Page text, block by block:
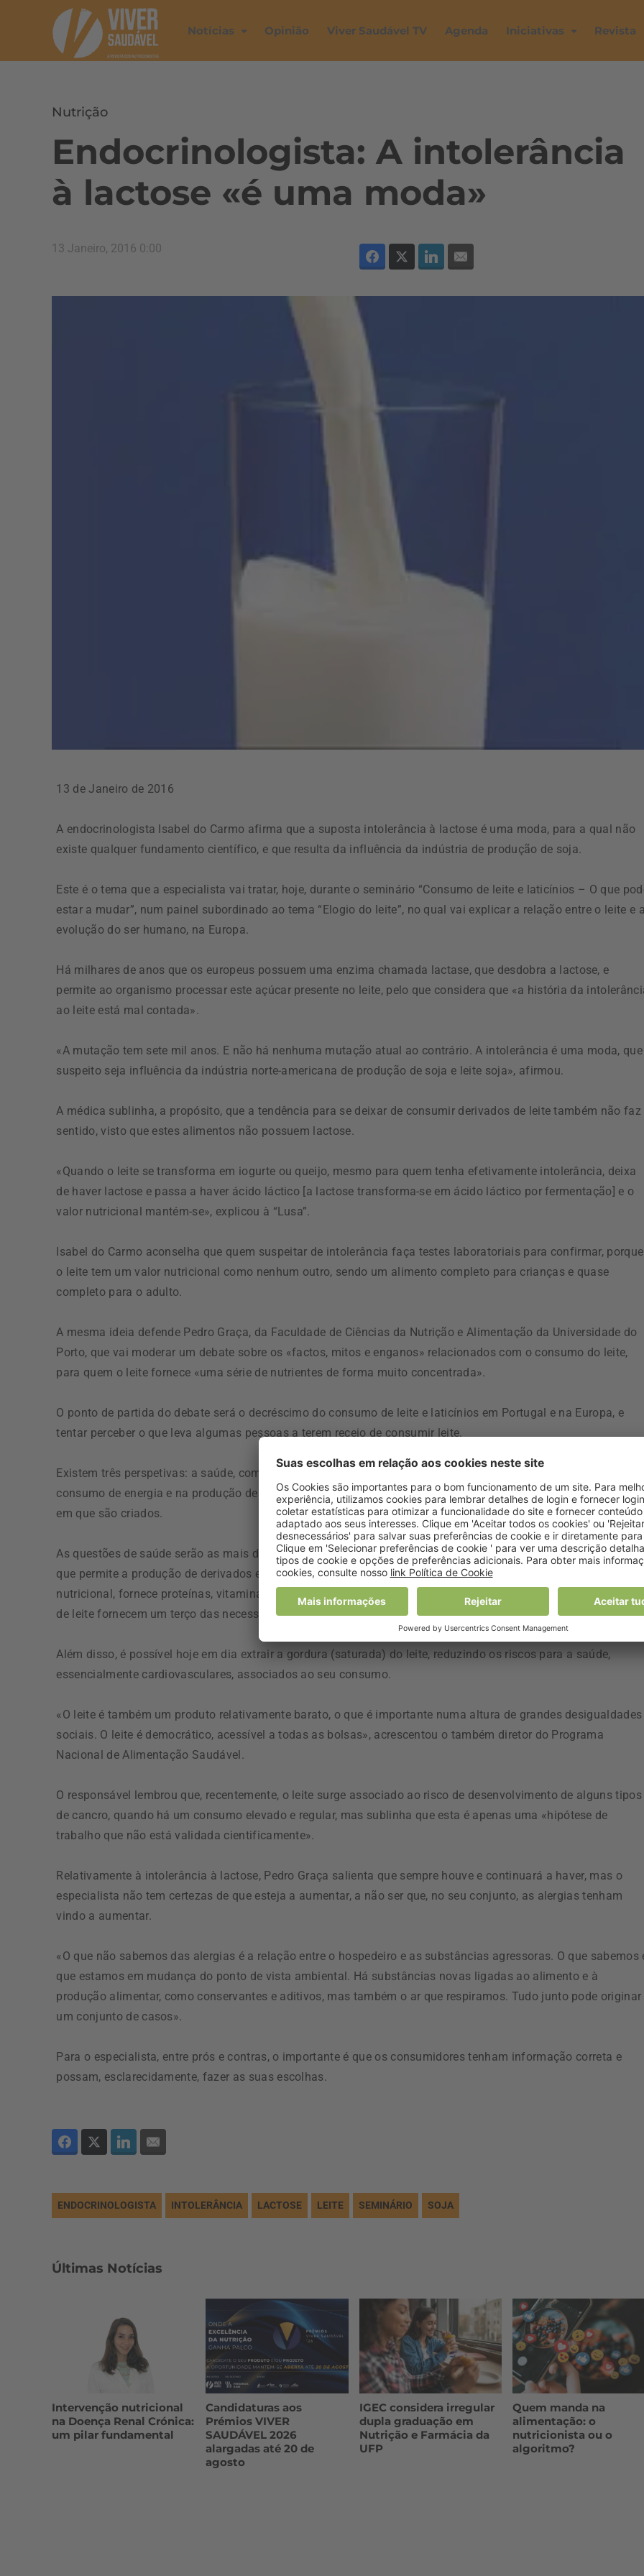
Notícias Opinião Viver Saudável TV Agenda Iniciativas Revista
Nutrição
Endocrinologista: A intolerância
à lactose «é uma moda»
13 Janeiro, 2016 0:00
13 de Janeiro de 2016
A endocrinologista Isabel do Carmo afirma que a suposta intolerância à lactose é uma moda, para a qual não
existe qualquer fundamento científico, e que resulta da influência da indústria de produção de soja.
Este é o tema que a especialista vai tratar, hoje, durante o seminário “Consumo de leite e laticínios – O que
estar a mudar”, num painel subordinado ao tema “Elogio do leite”, no qual vai explicar a relação entre o leite e
evolução do ser humano, na Europa.
Há milhares de anos que os europeus possuem uma enzima chamada lactase, que desdobra a lactose, e
permite ao organismo processar este açúcar presente no leite, pelo que considera que «a história da
ao leite está mal contada».
«A mutação tem sete mil anos. E não há nenhuma mutação atual ao contrário. A intolerância é uma moda, que
suspeito seja influência da indústria norte-americana de produção de soja e leite soja», afirmou.
A médica sublinha, a propósito, que a tendência para se deixar de consumir derivados de leite também não faz
sentido, visto que estes alimentos não possuem lactose.
«Quando o leite se transforma em iogurte ou queijo, mesmo para quem tenha efetivamente intolerância, deixa
de haver lactose e passa a haver ácido láctico [a lactose transforma-se em ácido láctico por fermentação] e o
valor nutricional mantém-se», explicou à “Lusa”.
Isabel do Carmo aconselha que quem suspeitar de intolerância faça testes laboratoriais para confirmar, porque
o leite tem um valor nutricional como nenhum outro, sendo um alimento completo para crianças e quase
completo para o adulto.
A mesma ideia defende Pedro Graça, da Faculdade de Ciências da Nutrição e Alimentação da Universidade do
Porto, que vai moderar um debate sobre os «factos, mitos e enganos» relacionados com o consumo do leite,
para quem o leite fornece «uma série de nutrientes de forma muito concentrada».
O ponto de partida do debate será o decréscimo do consumo de leite e laticínios em Portugal e na Europa, e
tentar perceber o que leva algumas pessoas a terem receio de consumir leite.
Existem três perspetivas: a saúde, com as intolerâncias, o ambiente, com o impacto que as vacas têm no
consumo de energia e na produção de gases com efeito de estufa, e os direitos dos animais, com as condições
em que são criados.
As questões de saúde serão as mais discutidas, porque, do ponto de vista alimentar, é um «excelente
que permite a produção de derivados e a sua utilização para diversos fins culinários, e, do ponto de vista
nutricional, fornece proteínas, vitaminas e minerais de elevada qualidade e baixo valor energético – «dois
de leite fornecem um terço das necessidades diárias de uma pessoa».
Além disso, é possível hoje em dia extrair a gordura (saturada) do leite, reduzindo os riscos para a saúde,
essencialmente cardiovasculares, associados ao seu consumo.
«O leite é também um produto relativamente barato, o que é importante numa altura de grandes desigualdades
sociais. O leite é democrático, acessível a todas as bolsas», acrescentou o também diretor do Programa
Nacional de Alimentação Saudável.
O responsável lembrou que, recentemente, o leite surge associado ao risco de desenvolvimento de alguns tipos
de cancro, quando há um consumo elevado e regular, mas sublinha que esta é apenas uma «hipótese de
trabalho que não está validada cientificamente».
Relativamente à intolerância à lactose, Pedro Graça salienta que sempre houve e continuará a haver, mas o
especialista não tem certezas de que esteja a aumentar, a não ser que, no seu conjunto, as alergias tenham
vindo a aumentar.
«O que não sabemos das alergias é a relação entre o hospedeiro e as substâncias agressoras. O que sabemos
que estamos em mudança do ponto de vista ambiental. Há substâncias novas ligadas ao alimento e à
produção alimentar, como conservantes e aditivos, mas também o ar que respiramos. Tudo junto pode originar
um conjunto de casos».
Para o especialista, entre prós e contras, o importante é que os consumidores tenham informação correta e
possam, esclarecidamente, fazer as suas escolhas.
ENDOCRINOLOGISTA INTOLERÂNCIA LACTOSE LEITE SEMINÁRIO SOJA
Últimas Notícias
Intervenção nutricional
na Doença Renal Crónica:
um pilar fundamental
Candidaturas aos
Prémios VIVER
SAUDÁVEL 2026
alargadas até 20 de
agosto
IGEC considera irregular
dupla graduação em
Nutrição e Farmácia da
UFP
Quem manda na
alimentação: o
nutricionista ou o
algoritmo?